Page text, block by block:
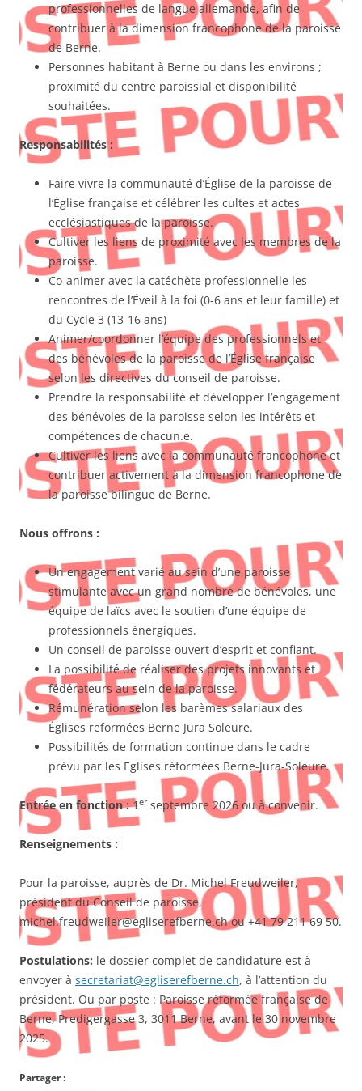
professionnelles de langue allemande, afin de
contribuer à la dimension francophone de la paroisse
de Berne.
Personnes habitant à Berne ou dans les environs ;
proximité du centre paroissial et disponibilité
souhaitées.
Responsabilités :
Faire vivre la communauté d’Église de la paroisse de
l’Église française et célébrer les cultes et actes
ecclésiastiques de la paroisse.
Cultiver les liens de proximité avec les membres de la
paroisse.
Co-animer avec la catéchète professionnelle les
rencontres de l’Éveil à la foi (0-6 ans et leur famille) et
du Cycle 3 (13-16 ans)
Animer/coordonner l’équipe des professionnels et
des bénévoles de la paroisse de l’Église française
selon les directives du conseil de paroisse.
Prendre la responsabilité et développer l’engagement
des bénévoles de la paroisse selon les intérêts et
compétences de chacun.e.
Cultiver les liens avec la communauté francophone et
contribuer activement à la dimension francophone de
la paroisse bilingue de Berne.
Nous offrons :
Un engagement varié au sein d’une paroisse
stimulante avec un grand nombre de bénévoles, une
équipe de laïcs avec le soutien d’une équipe de
professionnels énergiques.
Un conseil de paroisse ouvert d’esprit et confiant.
La possibilité de réaliser des projets innovants et
fédérateurs au sein de la paroisse.
Rémunération selon les barèmes salariaux des
Églises reformées Berne Jura Soleure.
Possibilités de formation continue dans le cadre
prévu par les Eglises réformées Berne-Jura-Soleure.
Entrée en fonction :1 er septembre 2026 ou à convenir.
Renseignements :
Pour la paroisse, auprès de Dr. Michel Freudweiler,
président du Conseil de paroisse,
michel.freudweiler@egliserefberne.ch ou +41 79 211 69 50.
Postulations: le dossier complet de candidature est à
envoyer à secretariat@egliserefberne.ch, à l’attention du
président. Ou par poste : Paroisse réformée française de
Berne, Predigergasse 3, 3011 Berne, avant le 30 novembre
2025.
Partager :